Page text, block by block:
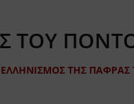
ΤΟΥ
ΤΗΣ